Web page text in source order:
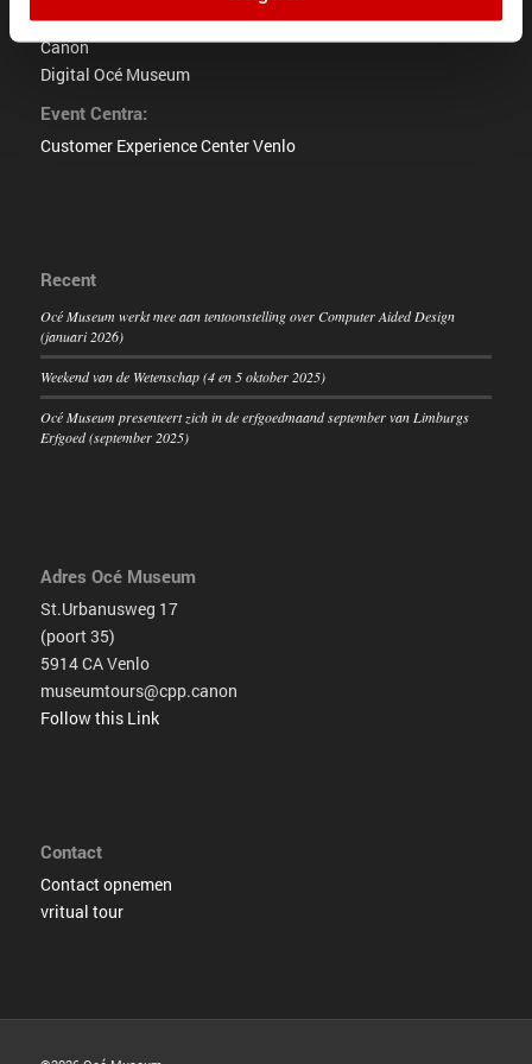
Canon Production Printing
Canon
Digital Océ Museum
Event Centra:
Customer Experience Center Venlo
Recent
Océ Museum werkt mee aan tentoonstelling over Computer Aided Design
(januari 2026)
Weekend van de Wetenschap (4 en 5 oktober 2025)
Océ Museum presenteert zich in de erfgoedmaand september van Limburgs
Erfgoed (september 2025)
Adres Océ Museum
St.Urbanusweg 17
(poort 35)
5914 CA Venlo
museumtours@cpp.canon
Follow this Link
Contact
Contact opnemen
vritual tour